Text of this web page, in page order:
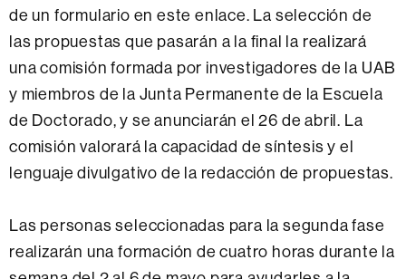
de un formulario en este enlace. La selección de
las propuestas que pasarán a la final la realizará
una comisión formada por investigadores de la UAB
y miembros de la Junta Permanente de la Escuela
de Doctorado, y se anunciarán el 26 de abril. La
comisión valorará la capacidad de síntesis y el
lenguaje divulgativo de la redacción de propuestas.
Las personas seleccionadas para la segunda fase
realizarán una formación de cuatro horas durante la